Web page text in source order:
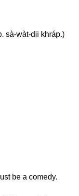
sà-wàt-dii khráp.)
be a comedy.